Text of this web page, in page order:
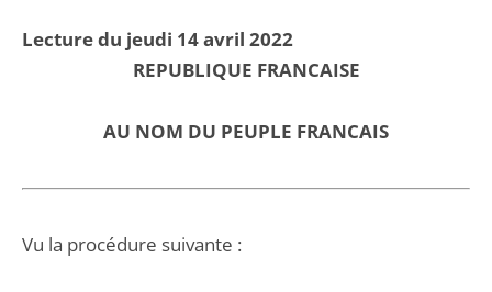
Lecture du jeudi 14 avril 2022
REPUBLIQUE FRANCAISE
AU NOM DU PEUPLE FRANCAIS
Vu la procédure suivante :